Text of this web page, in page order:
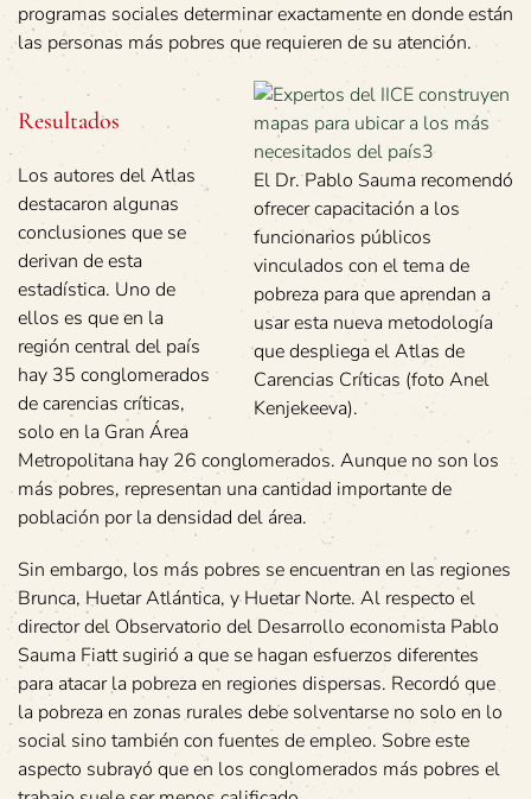
programas sociales determinar exactamente en donde están
las personas más pobres que requieren de su atención.
El Dr. Pablo Sauma recomendó
ofrecer capacitación a los
funcionarios públicos
vinculados con el tema de
pobreza para que aprendan a
usar esta nueva metodología
que despliega el Atlas de
Carencias Críticas (foto Anel
Kenjekeeva).
Resultados
Los autores del Atlas
destacaron algunas
conclusiones que se
derivan de esta
estadística. Uno de
ellos es que en la
región central del país
hay 35 conglomerados
de carencias críticas,
solo en la Gran Área
Metropolitana hay 26 conglomerados. Aunque no son los
más pobres, representan una cantidad importante de
población por la densidad del área.
Sin embargo, los más pobres se encuentran en las regiones
Brunca, Huetar Atlántica, y Huetar Norte. Al respecto el
director del Observatorio del Desarrollo economista Pablo
Sauma Fiatt sugirió a que se hagan esfuerzos diferentes
para atacar la pobreza en regiones dispersas. Recordó que
la pobreza en zonas rurales debe solventarse no solo en lo
social sino también con fuentes de empleo. Sobre este
aspecto subrayó que en los conglomerados más pobres el